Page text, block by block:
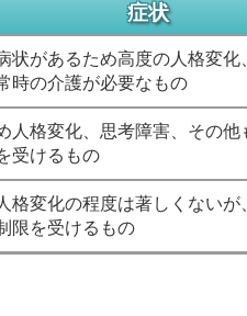
症状
状があるため高度の人格変
時の介護が必要なもの
人格変化、思考障害、その
受けるもの
格変化の程度は著しくない
限を受けるもの